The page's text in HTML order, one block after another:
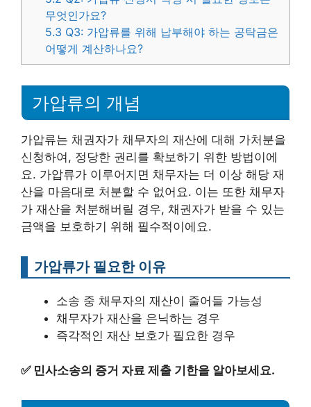
무엇인가요?
5.3 Q3: 가압류를 위해 납부해야 하는 공탁금은
어떻게 계산하나요?
가압류의 개념
가압류는 채권자가 채무자의 재산에 대해 가처분을
신청하여, 정당한 권리를 확보하기 위한 방법이에
요. 가압류가 이루어지면 채무자는 더 이상 해당 재
산을 마음대로 처분할 수 없어요. 이는 또한 채무자
가 재산을 처분해버릴 경우, 채권자가 받을 수 있는
금액을 보호하기 위해 필수적이에요.
가압류가 필요한 이유
소송 중 채무자의 재산이 줄어들 가능성
채무자가 재산을 은닉하는 경우
즉각적인 재산 보호가 필요한 경우
✅ 민사소송의 증거 자료 제출 기한을 알아보세요.